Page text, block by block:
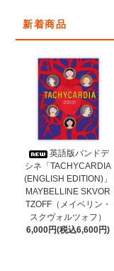
新着商品
英語版バンドデ
シネ「TACHYCARDIA
(ENGLISH EDITION)」
MAYBELLINE SKVOR
TZOFF（メイベリン・
スクヴォルツォフ）
6,000円(税込6,600円)